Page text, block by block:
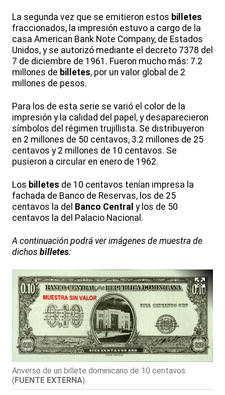
La segunda vez que se emitieron estos billetes
fraccionados, la impresión estuvo a cargo de la
casa American Bank Note Company, de Estados
Unidos, y se autorizó mediante el decreto 7378 del
7 de diciembre de 1961. Fueron mucho más: 7.2
millones de billetes, por un valor global de 2
millones de pesos.
Para los de esta serie se varió el color de la
impresión y la calidad del papel, y desaparecieron
símbolos del régimen trujillista. Se distribuyeron
en 2 millones de 50 centavos, 3.2 millones de 25
centavos y 2 millones de 10 centavos. Se
pusieron a circular en enero de 1962.
Los billetes de 10 centavos tenían impresa la
fachada de Banco de Reservas, los de 25
centavos la del Banco Central y los de 50
centavos la del Palacio Nacional.
A continuación podrá ver imágenes de muestra de
dichos billetes:
Anverso de un billete dominicano de 10 centavos.
(FUENTE EXTERNA)